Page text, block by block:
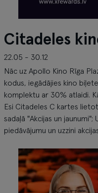
Citadeles
22.05 - 30.12
Nāc uz Apollo Kino Rīga
kodus, iegādājies kino
komplektu ar 30% atlaidi.
Esi Citadeles C kartes
sadaļā "Akcijas un jaunumi";
piedāvājumu un uzzini